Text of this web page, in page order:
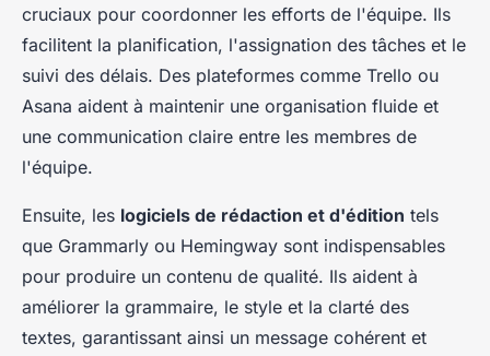
cruciaux pour coordonner les efforts de l'équipe. Ils
facilitent la planification, l'assignation des tâches et le
suivi des délais. Des plateformes comme Trello ou
Asana aident à maintenir une organisation fluide et
une communication claire entre les membres de
l'équipe.
Ensuite, les logiciels de rédaction et d'édition tels
que Grammarly ou Hemingway sont indispensables
pour produire un contenu de qualité. Ils aident à
améliorer la grammaire, le style et la clarté des
textes, garantissant ainsi un message cohérent et